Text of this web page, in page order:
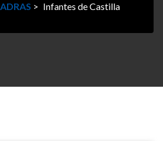
> Infantes de Castilla